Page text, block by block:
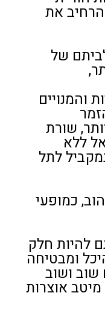
את
של
והמנויים
שורת
ללא
לתל
כמופעי
להיות חלק
ומבטיחה
ושוב
אוצרות